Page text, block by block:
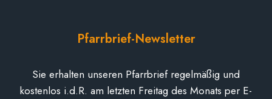
Pfarrbrief-Newsletter
Sie erhalten unseren Pfarrbrief regelmäßig und
kostenlos i.d.R. am letzten Freitag des Monats per E-